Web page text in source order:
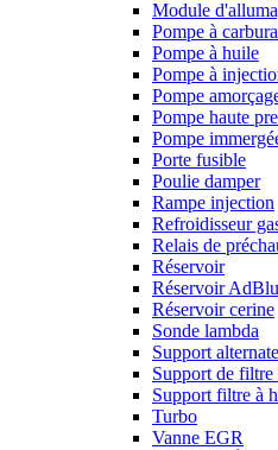
Module
Pompe à
Pompe à huile
Pompe à
Pompe
Pompe haute
Pompe
Porte fusible
Poulie damper
Rampe injection
Refroidisseur
Relais de
Réservoir
Réservoir
Réservoir cerine
Sonde lambda
Support
Support de filtre
Support filtre à
Turbo
Vanne EGR